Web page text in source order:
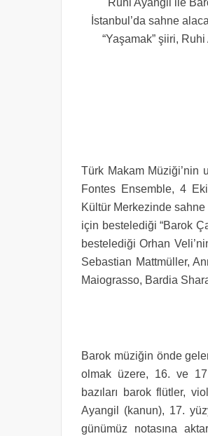
Ruhi Ayangil ile
İstanbul’da sahne
“Yaşamak” şiiri,
Türk Makam Müziği’nin
Fontes Ensemble, 4
Kültür Merkezinde sahne
için bestelediği “Barok
bestelediği Orhan
Sebastian Mattmüller,
Maiograsso, Bardia
Barok müziğin önde
olmak üzere, 16. ve
bazıları barok flütler,
Ayangil (kanun), 17.
günümüz notasına